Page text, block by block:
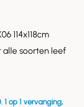
114x118cm
alle soorten leef
1 op 1 vervanging,